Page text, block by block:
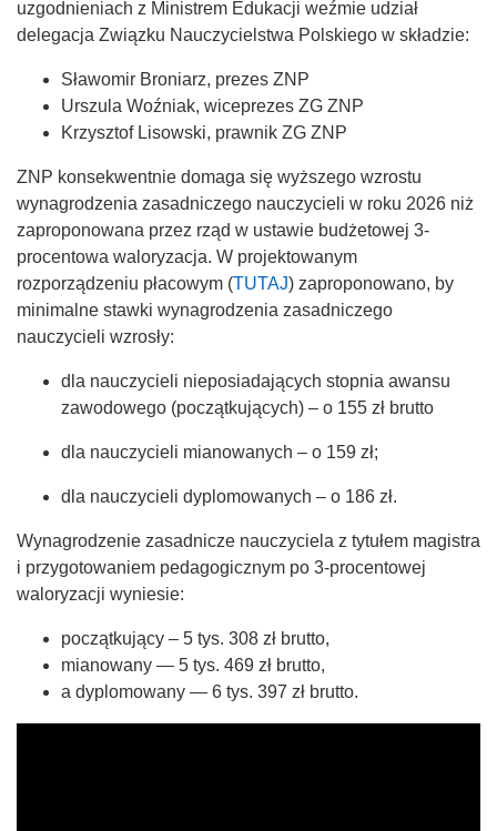
uzgodnieniach z Ministrem Edukacji weźmie udział
delegacja Związku Nauczycielstwa Polskiego w składzie:
Sławomir Broniarz, prezes ZNP
Urszula Woźniak, wiceprezes ZG ZNP
Krzysztof Lisowski, prawnik ZG ZNP
ZNP konsekwentnie domaga się wyższego wzrostu
wynagrodzenia zasadniczego nauczycieli w roku 2026 niż
zaproponowana przez rząd w ustawie budżetowej 3-
procentowa waloryzacja. W projektowanym
rozporządzeniu płacowym (TUTAJ) zaproponowano, by
minimalne stawki wynagrodzenia zasadniczego
nauczycieli wzrosły:
dla nauczycieli nieposiadających stopnia awansu
zawodowego (początkujących) – o 155 zł brutto
dla nauczycieli mianowanych – o 159 zł;
dla nauczycieli dyplomowanych – o 186 zł.
Wynagrodzenie zasadnicze nauczyciela z tytułem magistra
i przygotowaniem pedagogicznym po 3-procentowej
waloryzacji wyniesie:
początkujący – 5 tys. 308 zł brutto,
mianowany — 5 tys. 469 zł brutto,
a dyplomowany — 6 tys. 397 zł brutto.